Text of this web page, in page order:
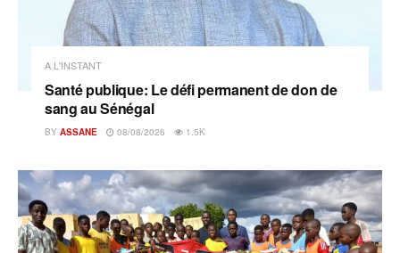
A L'INSTANT
Santé publique: Le défi permanent de don de
sang au Sénégal
BY ASSANE 08/08/2026 1.5K